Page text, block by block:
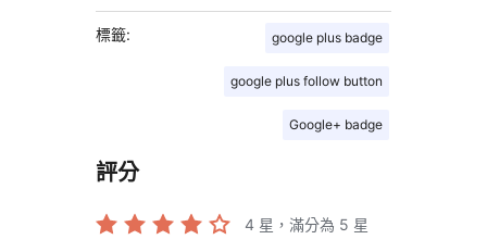
標籤: google plus badge
google plus follow button
Google+ badge
評分
4 星，滿分為 5 星